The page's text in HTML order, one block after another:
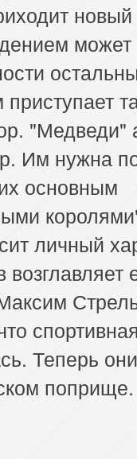
новый
может
"Медведи"
Им нужна
основным
личный
Теперь они
поприще.